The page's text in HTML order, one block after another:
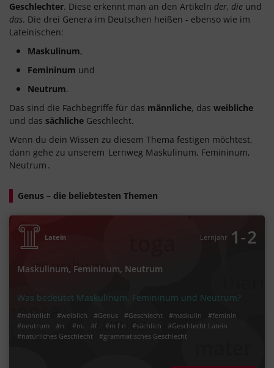
Geschlechter. Diese erkennt man an den Artikeln der, die und
das. Die drei Genera im Deutschen heißen - ebenso wie im
Lateinischen:
Maskulinum,
Femininum und
Neutrum.
Das sind die Fachbegriffe für das männliche, das weibliche
und das sächliche Geschlecht.
Wenn du dein Wissen zu diesem Thema festigen möchtest,
dann gehe zu unserem Lernweg Maskulinum, Femininum,
Neutrum .
Genus – die beliebtesten Themen
Latein Lernjahr 1‐2
Maskulinum, Femininum, Neutrum
Was bedeutet Maskulinum, Femininum und Neutrum?
#männlich #weiblich #Genus #Geschlecht #maskulin
#feminin
#neutrum
#n. #m. #f. #m f n #sächlich
#Geschlecht Latein
#natürliches Geschlecht
#grammatisches Geschlecht